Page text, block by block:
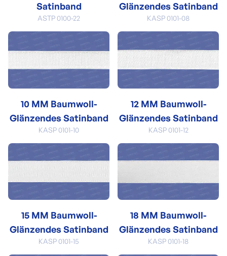
Satinband
ASTP 0100-22
Glänzendes Satinband
KASP 0101-08
10 MM Baumwoll-
Glänzendes Satinband
KASP 0101-10
12 MM Baumwoll-
Glänzendes Satinband
KASP 0101-12
15 MM Baumwoll-
Glänzendes Satinband
KASP 0101-15
18 MM Baumwoll-
Glänzendes Satinband
KASP 0101-18